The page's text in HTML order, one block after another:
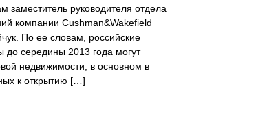
заместитель руководителя отдела
компании Cushman&Wakefield
По ее словам, российские
до середины 2013 года могут
недвижимости, в основном в
к открытию […]